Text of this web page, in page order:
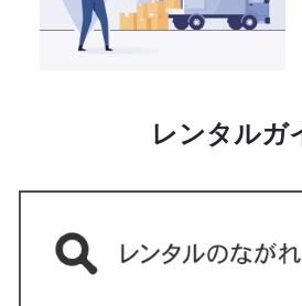
レンタルガ